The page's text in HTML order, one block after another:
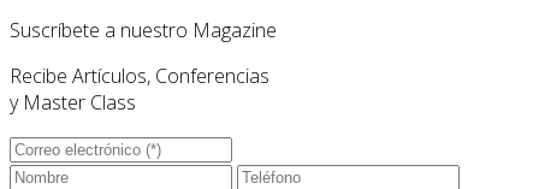
Suscríbete a nuestro Magazine
Recibe Artículos, Conferencias
y Master Class